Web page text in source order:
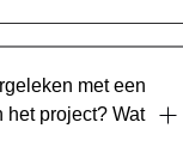
met een
het project? Wat